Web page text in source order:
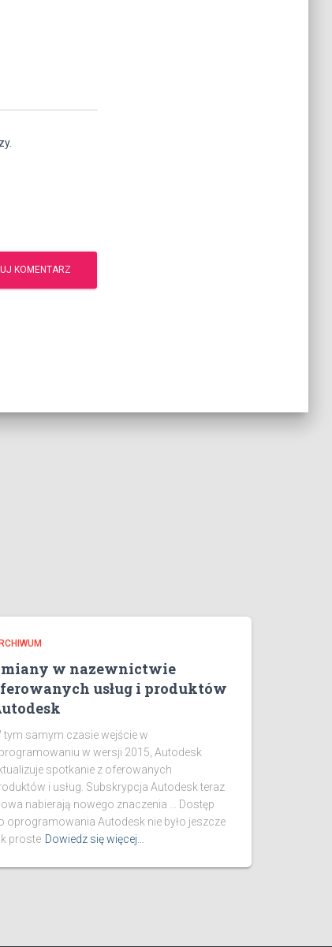
w nazewnictwie
usług i produktów
tym samym czasie wejście w
w wersji 2015, Autodesk
spotkanie z oferowanych
i usług. Subskrypcja Autodesk teraz
nabierają nowego znaczenia … Dostęp
oprogramowania Autodesk nie było jeszcze
proste Dowiedz się więcej…